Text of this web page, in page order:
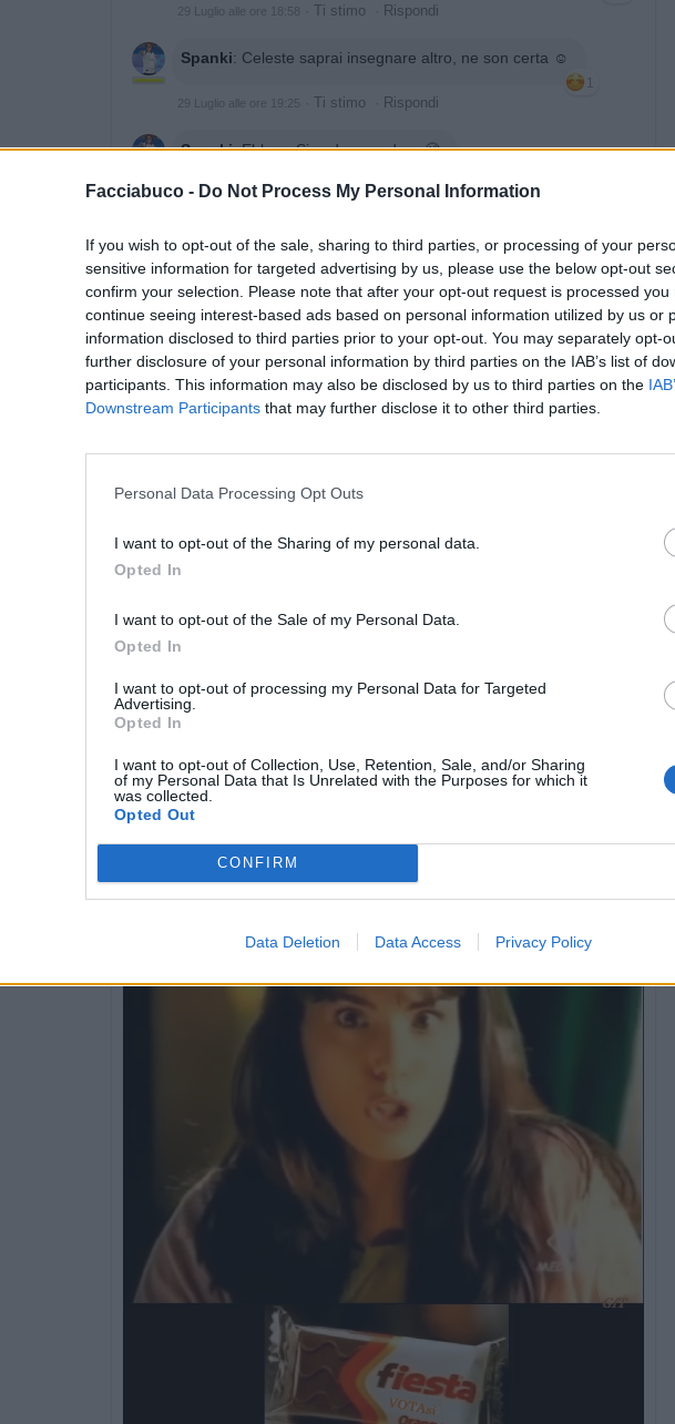
Facciabuco - Do Not Process My Personal Information
If you wish to opt-out of the sale, sharing to third parties, or processing of your
sensitive information for targeted advertising by us, please use the below opt-out
confirm your selection. Please note that after your opt-out request is processed you
continue seeing interest-based ads based on personal information utilized by us or
information disclosed to third parties prior to your opt-out. You may separately opt-
further disclosure of your personal information by third parties on the IAB’s list of
participants. This information may also be disclosed by us to third parties on the
Downstream Participants that may further disclose it to other third parties.
Personal Data Processing Opt Outs
I want to opt-out of the Sharing of my personal data.
Opted In
I want to opt-out of the Sale of my Personal Data.
Opted In
I want to opt-out of processing my Personal Data for Targeted
Advertising.
Opted In
I want to opt-out of Collection, Use, Retention, Sale, and/or Sharing
of my Personal Data that Is Unrelated with the Purposes for which it
was collected.
Opted Out
CONFIRM
Data Deletion Data Access Privacy Policy
29 Luglio alle ore 18:58 Ti stimo Rispondi
Spanki: Celeste saprai insegnare altro, ne son certa ☺️
1
29 Luglio alle ore 19:25 Ti stimo Rispondi
Spanki:EbbeneSi vedere, vedere 🧐
29 Luglio alle ore 19:26·Ti stimo ·Rispondi
pubblicità
13 Marzo - 6.259 visualizzazioni